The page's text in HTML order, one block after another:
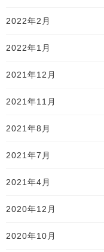
2022年2月
2022年1月
2021年12月
2021年11月
2021年8月
2021年7月
2021年4月
2020年12月
2020年10月